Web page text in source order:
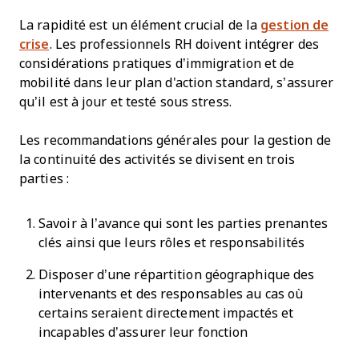
La rapidité est un élément crucial de la gestion de
crise. Les professionnels RH doivent intégrer des
considérations pratiques d’immigration et de
mobilité dans leur plan d'action standard, s’assurer
qu’il est à jour et testé sous stress.
Les recommandations générales pour la gestion de
la continuité des activités se divisent en trois
parties :
Savoir à l’avance qui sont les parties prenantes
clés ainsi que leurs rôles et responsabilités
Disposer d’une répartition géographique des
intervenants et des responsables au cas où
certains seraient directement impactés et
incapables d’assurer leur fonction